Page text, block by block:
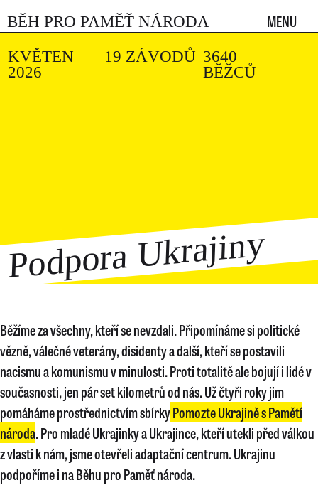
BĚH PRO PAMĚŤ NÁRODA MENU
KVĚTEN
2026
19 ZÁVODŮ 3640
BĚŽCŮ
Podpora Ukrajiny
Běžíme za všechny, kteří se nevzdali. Připomínáme sipolitické
vězně, válečné veterány, disidenty a další, kteří se postavili
nacismu a komunismu v minulosti. Proti totalitě ale bojují i lidé v
současnosti, jen pár set kilometrů od nás. Už čtyři roky jim
pomáháme prostřednictvím sbírkyPomozte Ukrajině s Pamětí
národa. Pro mladé Ukrajinky a Ukrajince, kteří utekli před válkou
z vlasti k nám, jsme otevřeli adaptační centrum. Ukrajinu
podpoříme i na Běhu pro Paměť národa.